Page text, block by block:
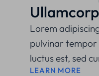
Lorem
pulvinar tempor
luctus est, sed
LEARN MORE